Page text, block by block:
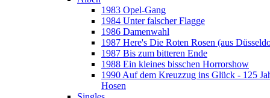
1983 Opel-Gang
1984 Unter falscher Flagge
1986 Damenwahl
1987 Here's Die Roten Rosen (aus
1987 Bis zum bitteren Ende
1988 Ein kleines bisschen Horrorshow
1990 Auf dem Kreuzzug ins Glück - 125
Hosen